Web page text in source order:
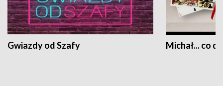
Gwiazdy od Szafy Michał... co